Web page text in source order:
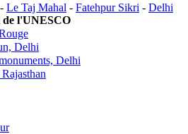
- Le Taj Mahal - Fatehpur Sikri - Delhi
l'UNESCO
Delhi
Delhi